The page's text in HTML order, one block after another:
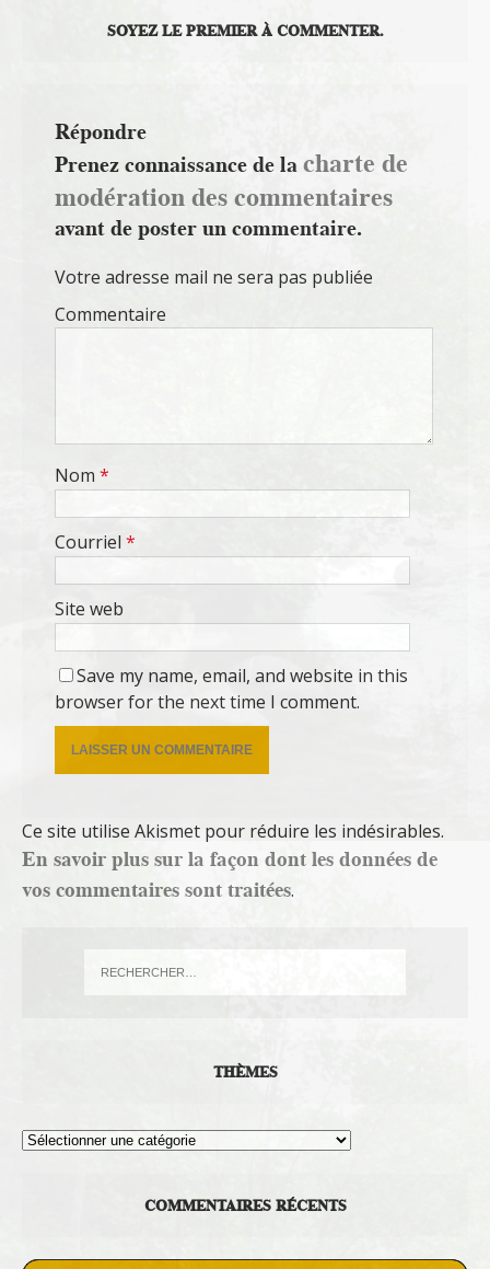
SOYEZ LE PREMIER À COMMENTER.
Répondre
Prenez connaissance de lacharte de
modération des commentaires
avant de poster un commentaire.
Votre adresse mail ne sera pas publiée
Commentaire
Nom *
Courriel *
Site web
Save my name, email, and website in this
browser for the next time I comment.
Ce site utilise Akismet pour réduire les indésirables.
En savoir plus sur la façon dont les données de
vos commentaires sont traitées.
THÈMES
Thèmes
COMMENTAIRES RÉCENTS